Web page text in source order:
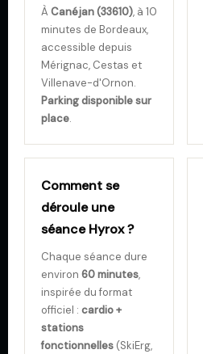
À Canéjan (33610), à 10
minutes de Bordeaux,
accessible depuis
Mérignac, Cestas et
Villenave-d'Ornon.
Parking disponible sur
place.
Comment se
déroule une
séance Hyrox ?
Chaque séance dure
environ 60 minutes,
inspirée du format
officiel : cardio +
stations
fonctionnelles (SkiErg,